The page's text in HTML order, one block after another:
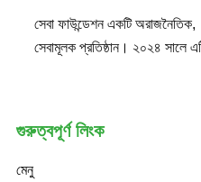
সেবা ফাউন্ডেশন একটি
সেবামূলক প্রতিষ্ঠান। ২০২৪ সালে
গুরুত্বপূর্ণ লিংক
মেনু